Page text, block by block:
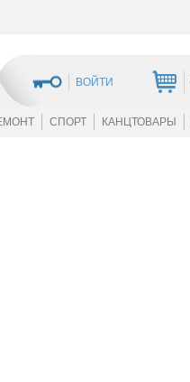
ВОЙТИ
СПОРТ КАНЦТОВАРЫ